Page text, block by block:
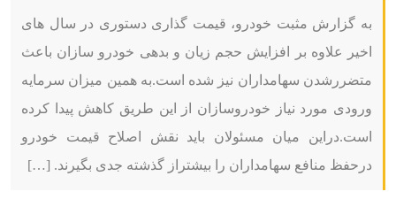
به گزارش مثبت خودرو، قیمت گذاری دستوری در سال های
اخیر علاوه بر افزایش حجم زیان و بدهی خودرو سازان باعث
متضررشدن سهامداران نیز شده است.به همین میزان سرمایه
ورودی مورد نیاز خودروسازان از این طریق کاهش پیدا کرده
است.دراین میان مسئولان باید نقش اصلاح قیمت خودرو
درحفظ منافع سهامداران را بیشتراز گذشته جدی بگیرند. […]